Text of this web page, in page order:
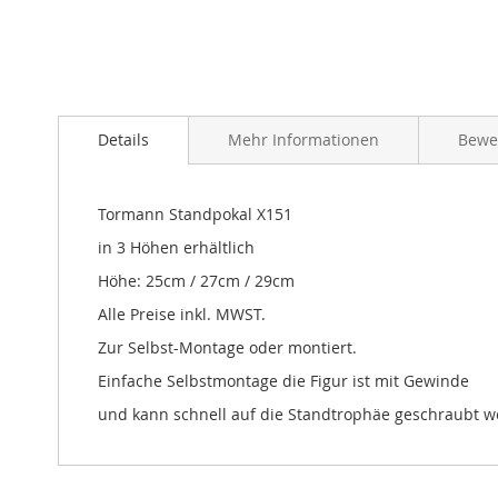
Details
Tormann Standpokal X151
in 3 Höhen erhältlich
Höhe: 25cm / 27cm / 29cm
Alle Preise inkl. MWST.
Zur Selbst-Montage oder montiert.
Einfache Selbstmontage die Figur ist mit Gewinde
und kann schnell auf die Standtrophäe geschraubt
Mehr Informationen